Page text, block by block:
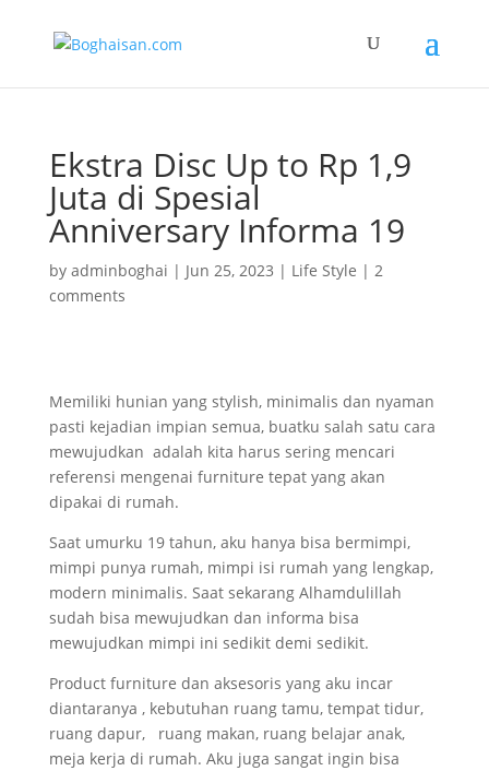
Ekstra Disc Up to Rp 1,9
Juta di Spesial
Anniversary Informa 19
by adminboghai | Jun 25, 2023 | Life Style | 2
comments
Memiliki hunian yang stylish, minimalis dan nyaman
pasti kejadian impian semua, buatku salah satu cara
mewujudkan adalah kita harus sering mencari
referensi mengenai furniture tepat yang akan
dipakai di rumah.
Saat umurku 19 tahun, aku hanya bisa bermimpi,
mimpi punya rumah, mimpi isi rumah yang lengkap,
modern minimalis. Saat sekarang Alhamdulillah
sudah bisa mewujudkan dan informa bisa
mewujudkan mimpi ini sedikit demi sedikit.
Product furniture dan aksesoris yang aku incar
diantaranya , kebutuhan ruang tamu, tempat tidur,
ruang dapur, ruang makan, ruang belajar anak,
meja kerja di rumah. Aku juga sangat ingin bisa